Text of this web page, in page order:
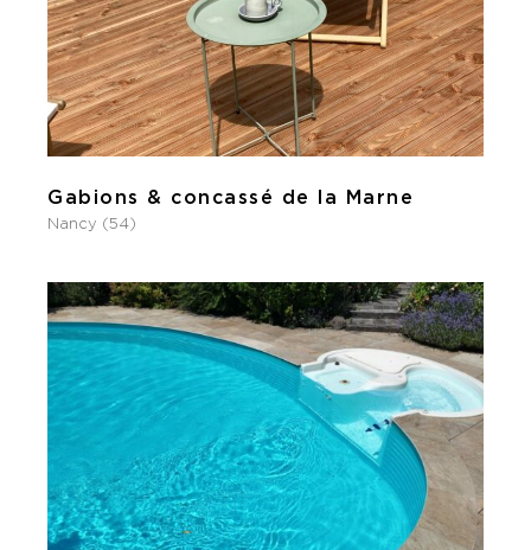
Gabions & concassé de la Marne
Nancy (54)